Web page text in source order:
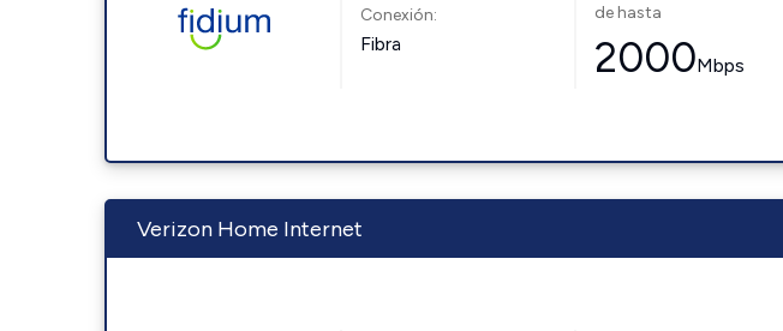
Conexión:
Fibra
de hasta
2000Mbps
Verizon Home Internet